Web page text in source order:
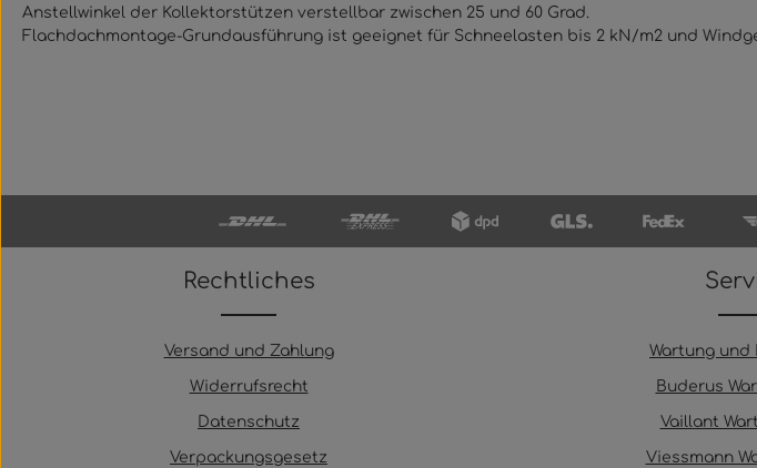
Anstellwinkel der Kollektorstützen verstellbar zwischen 25 und 60 Grad.
Flachdachmontage-Grundausführung ist geeignet für Schneelasten bis 2 kN/m2 und
Rechtliches
Versand und Zahlung
Widerrufsrecht
Datenschutz
Verpackungsgesetz
Wartung und
Buderus
Vaillant
Viessmann